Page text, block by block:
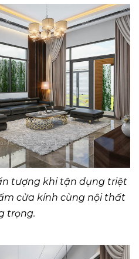
tượng khi tận dụng triệt
cửa kính cùng nội thất
trọng.